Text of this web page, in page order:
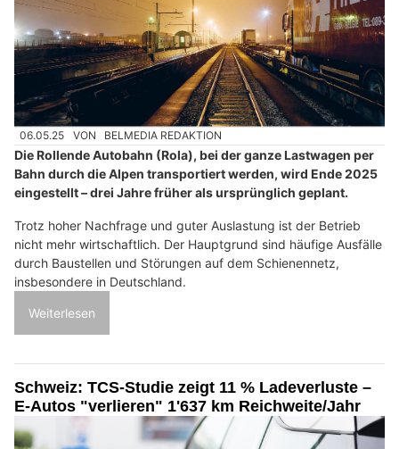
06.05.25 VON BELMEDIA REDAKTION
Die Rollende Autobahn (Rola), bei der ganze Lastwagen per
Bahn durch die Alpen transportiert werden, wird Ende 2025
eingestellt – drei Jahre früher als ursprünglich geplant.
Trotz hoher Nachfrage und guter Auslastung ist der Betrieb
nicht mehr wirtschaftlich. Der Hauptgrund sind häufige Ausfälle
durch Baustellen und Störungen auf dem Schienennetz,
insbesondere in Deutschland.
Weiterlesen
Schweiz: TCS-Studie zeigt 11 % Ladeverluste –
E-Autos "verlieren" 1'637 km Reichweite/Jahr